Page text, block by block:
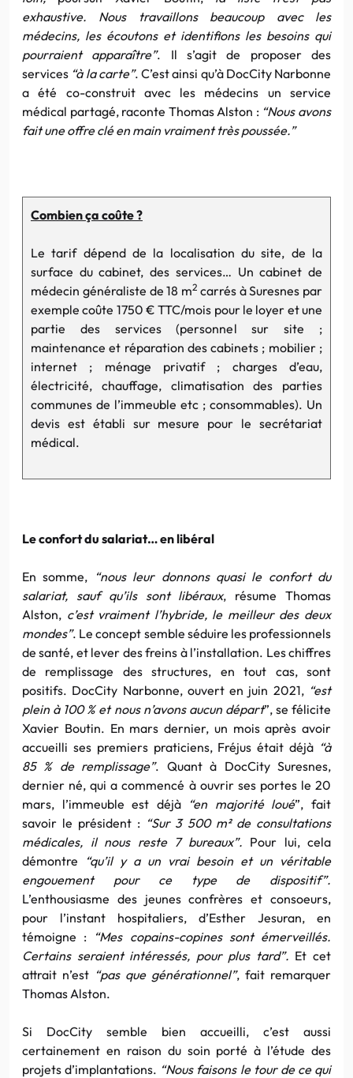
exhaustive. Nous travaillons beaucoup avec les
médecins, les écoutons et identifions les besoins qui
pourraient apparaître”. Il s’agit de proposer des
services “à la carte”. C’est ainsi qu’à DocCity Narbonne
a été co-construit avec les médecins un service
médical partagé, raconte Thomas Alston : “Nous avons
fait une offre clé en main vraiment très poussée.”
Combien ça coûte ?
Le tarif dépend de la localisation du site, de la
surface du cabinet, des services… Un cabinet de
médecin généraliste de 18 m2 carrés à Suresnes par
exemple coûte 1750 € TTC/mois pour le loyer et une
partie des services (personnel sur site ;
maintenance et réparation des cabinets ; mobilier ;
internet ; ménage privatif ; charges d’eau,
électricité, chauffage, climatisation des parties
communes de l’immeuble etc ; consommables). Un
devis est établi sur mesure pour le secrétariat
médical.
Le confort du salariat… en libéral
En somme, “nous leur donnons quasi le confort du
salariat, sauf qu’ils sont libéraux, résume Thomas
Alston, c’est vraiment l’hybride, le meilleur des deux
mondes”. Le concept semble séduire les professionnels
de santé, et lever des freins à l’installation. Les chiffres
de remplissage des structures, en tout cas, sont
positifs. DocCity Narbonne, ouvert en juin 2021, “est
plein à 100 % et nous n’avons aucun départ”, se félicite
Xavier Boutin. En mars dernier, un mois après avoir
accueilli ses premiers praticiens, Fréjus était déjà “à
85 % de remplissage”. Quant à DocCity Suresnes,
dernier né, qui a commencé à ouvrir ses portes le 20
mars, l’immeuble est déjà “en majorité loué”, fait
savoir le président : “Sur 3 500 m² de consultations
médicales, il nous reste 7 bureaux”. Pour lui, cela
démontre
“qu’il y a un vrai besoin et un véritable
engouement pour ce type de dispositif”.
L’enthousiasme des jeunes confrères et consoeurs,
pour l’instant hospitaliers, d’Esther Jesuran, en
témoigne : “Mes copains-copines sont émerveillés.
Certains seraient intéressés, pour plus tard”. Et cet
attrait n’est “pas que générationnel”, fait remarquer
Thomas Alston.
Si DocCity semble bien accueilli, c’est aussi
certainement en raison du soin porté à l’étude des
projets d’implantations. “Nous faisons le tour de ce qui